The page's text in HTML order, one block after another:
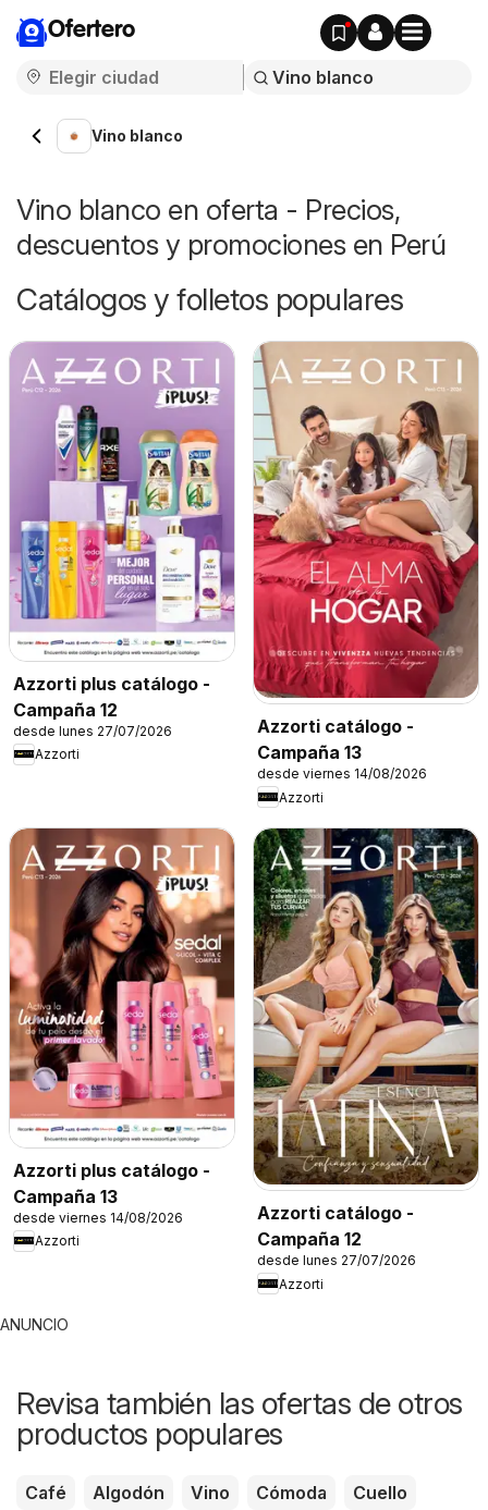
Ofertero
Vino blanco
Vino blanco en oferta - Precios,
descuentos y promociones en Perú
Catálogos y folletos populares
Azzorti plus catálogo -
Campaña 12
desde lunes 27/07/2026
Azzorti
Azzorti catálogo -
Campaña 13
desde viernes 14/08/2026
Azzorti
Azzorti plus catálogo -
Campaña 13
desde viernes 14/08/2026
Azzorti
Azzorti catálogo -
Campaña 12
desde lunes 27/07/2026
Azzorti
ANUNCIO
Revisa también las ofertas de otros
productos populares
Café Algodón Vino Cómoda
Cuello